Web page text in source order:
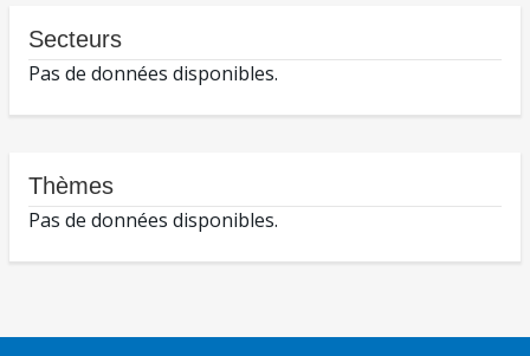
Secteurs
Pas de données disponibles.
Thèmes
Pas de données disponibles.